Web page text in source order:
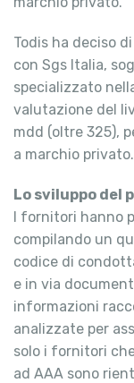
Todis ha deciso
con Sgs Italia,
specializzato
valutazione del
mdd (oltre 325),
a marchio privato.
Lo sviluppo del
I fornitori hanno
compilando un
codice di
e in via
informazioni
analizzate per
solo i fornitori
ad AAA sono